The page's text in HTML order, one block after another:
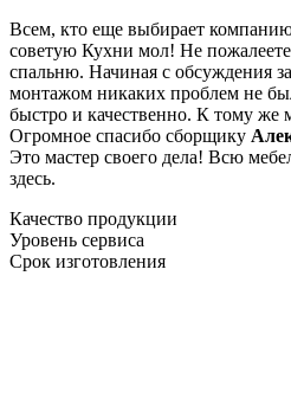
Всем, кто еще выбирает
советую Кухни мол! Не
спальню. Начиная с обсуждения
монтажом никаких проблем не
быстро и качественно. К тому же
Огромное спасибо сборщику
Это мастер своего дела! Всю
здесь.
Качество продукции
Уровень сервиса
Срок изготовления